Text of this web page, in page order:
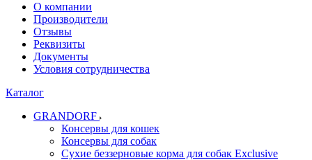
О компании
Производители
Отзывы
Реквизиты
Документы
Условия сотрудничества
Каталог
GRANDORF
Консервы для кошек
Консервы для собак
Сухие беззерновые корма для собак Exclusive